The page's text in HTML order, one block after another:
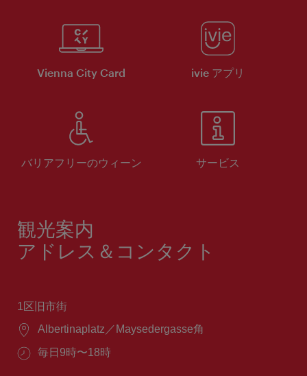
Vienna City Card ivie アプリ
バリアフリーのウィーン サービス
観光案内
アドレス＆コンタクト
1区旧市街
場
Albertinaplatz／Maysedergasse角
営
毎日9時〜18時